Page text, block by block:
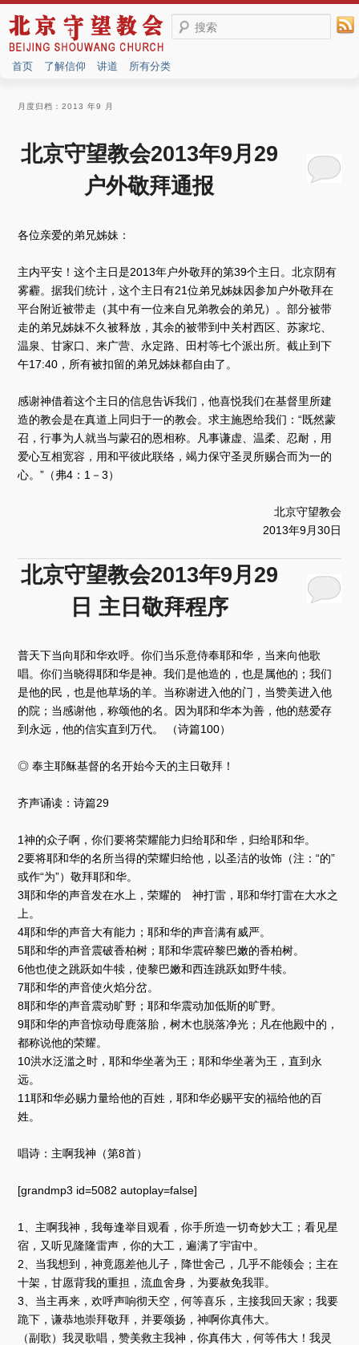
搜索
首页 了解信仰 讲道 所有分类
月度归档：2013 年9 月
北京守望教会2013年9月29
户外敬拜通报
各位亲爱的弟兄姊妹：
主内平安！这个主日是2013年户外敬拜的第39个主日。北京阴有
雾霾。据我们统计，这个主日有21位弟兄姊妹因参加户外敬拜在
平台附近被带走（其中有一位来自兄弟教会的弟兄）。部分被带
走的弟兄姊妹不久被释放，其余的被带到中关村西区、苏家坨、
温泉、甘家口、来广营、永定路、田村等七个派出所。截止到下
午17:40，所有被扣留的弟兄姊妹都自由了。
感谢神借着这个主日的信息告诉我们，他喜悦我们在基督里所建
造的教会是在真道上同归于一的教会。求主施恩给我们：“既然蒙
召，行事为人就当与蒙召的恩相称。凡事谦虚、温柔、忍耐，用
爱心互相宽容，用和平彼此联络，竭力保守圣灵所赐合而为一的
心。”（弗4：1－3）
北京守望教会
2013年9月30日
北京守望教会2013年9月29
日 主日敬拜程序
普天下当向耶和华欢呼。你们当乐意侍奉耶和华，当来向他歌
唱。你们当晓得耶和华是神。我们是他造的，也是属他的；我们
是他的民，也是他草场的羊。当称谢进入他的门，当赞美进入他
的院；当感谢他，称颂他的名。因为耶和华本为善，他的慈爱存
到永远，他的信实直到万代。 （诗篇100）
◎ 奉主耶稣基督的名开始今天的主日敬拜！
齐声诵读：诗篇29
1神的众子啊，你们要将荣耀能力归给耶和华，归给耶和华。
2要将耶和华的名所当得的荣耀归给他，以圣洁的妆饰（注：“的”
或作“为”）敬拜耶和华。
3耶和华的声音发在水上，荣耀的 神打雷，耶和华打雷在大水之
上。
4耶和华的声音大有能力；耶和华的声音满有威严。
5耶和华的声音震破香柏树；耶和华震碎黎巴嫩的香柏树。
6他也使之跳跃如牛犊，使黎巴嫩和西连跳跃如野牛犊。
7耶和华的声音使火焰分岔。
8耶和华的声音震动旷野；耶和华震动加低斯的旷野。
9耶和华的声音惊动母鹿落胎，树木也脱落净光；凡在他殿中的，
都称说他的荣耀。
10洪水泛滥之时，耶和华坐著为王；耶和华坐著为王，直到永
远。
11耶和华必赐力量给他的百姓，耶和华必赐平安的福给他的百
姓。
唱诗：主啊我神（第8首）
[grandmp3 id=5082 autoplay=false]
1、主啊我神，我每逢举目观看，你手所造一切奇妙大工；看见星
宿，又听见隆隆雷声，你的大工，遍满了宇宙中。
2、当我想到，神竟愿差他儿子，降世舍己，几乎不能领会；主在
十架，甘愿背我的重担，流血舍身，为要赦免我罪。
3、当主再来，欢呼声响彻天空，何等喜乐，主接我回天家；我要
跪下，谦恭地崇拜敬拜，并要颂扬，神啊你真伟大。
（副歌）我灵歌唱，赞美救主我神，你真伟大，何等伟大！我灵